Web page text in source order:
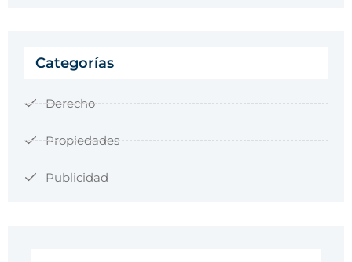
Categorías
Derecho
Propiedades
Publicidad